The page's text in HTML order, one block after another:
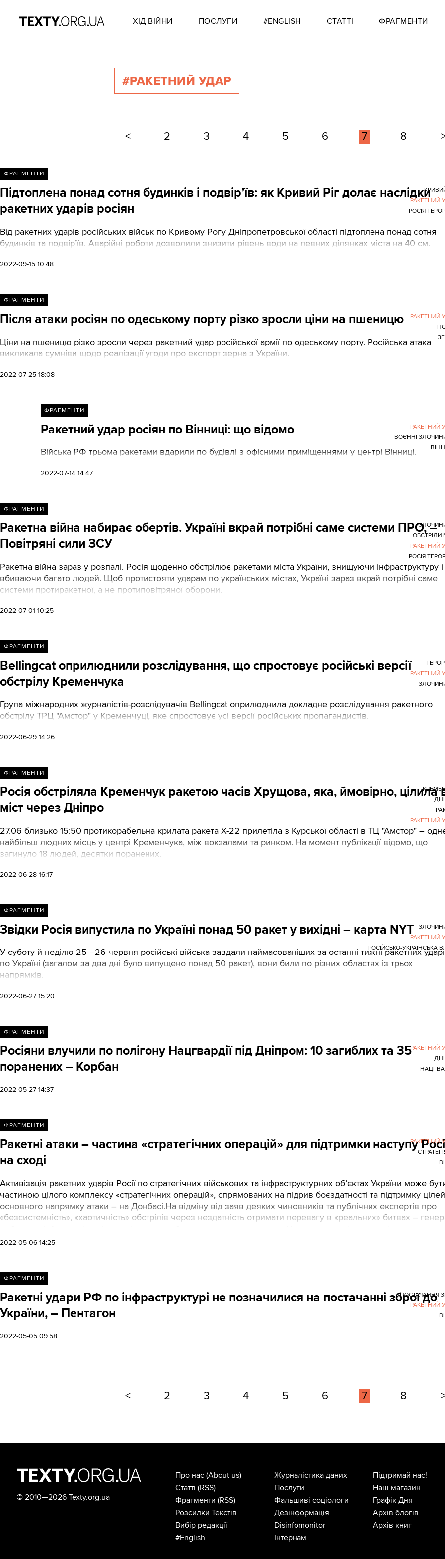
ХІД ВІЙНИ ПОСЛУГИ #ENGLISH СТАТТІ ФРАГМЕНТИ
#РАКЕТНИЙ УДАР
< 2 3 4 5 6 7 8
ФРАГМЕНТИ
Підтоплена понад сотня будинків і подвір’їв: як Кривий Ріг долає наслідки
ракетних ударів росіян
Від ракетних ударів російських військ по Кривому Рогу Дніпропетровської області підтоплена понад сотня
будинків та подвір’їв. Аварійні роботи дозволили знизити рівень води на певних ділянках міста на 40 см.
2022-09-15 10:48
РАКЕТНИЙ
РОСІЯ
ФРАГМЕНТИ
Після атаки росіян по одеському порту різко зросли ціни на пшеницю
Ціни на пшеницю різко зросли через ракетний удар російської армії по одеському порту. Російська атака
викликала сумніви щодо реалізації угоди про експорт зерна з України.
2022-07-25 18:08
РАКЕТНИЙ
ФРАГМЕНТИ
Ракетний удар росіян по Вінниці: що відомо
Війська РФ трьома ракетами вдарили по будівлі з офісними приміщеннями у центрі Вінниці.
2022-07-14 14:47
РАКЕТНИЙ
ВОЄННІ
ФРАГМЕНТИ
Ракетна війна набирає обертів. Україні вкрай потрібні саме системи ПРО, –
Повітряні сили ЗСУ
Ракетна війна зараз у розпалі. Росія щоденно обстрілює ракетами міста України, знищуючи інфраструктуру і
вбиваючи багато людей. Щоб протистояти ударам по українських містах, Україні зараз вкрай потрібні саме
системи протиракетної, а не протиповітряної оборони.
2022-07-01 10:25
ОБСТРІЛИ
РАКЕТНИЙ
РОСІЯ
ФРАГМЕНТИ
Bellingcat оприлюднили розслідування, що спростовує російські версії
обстрілу Кременчука
Група міжнародних журналістів-розслідувачів Bellingcat оприлюднила докладне розслідування ракетного
обстрілу ТРЦ "Амстор" у Кременчуці, яке спростовує усі версії російських пропагандистів.
2022-06-29 14:26
РАКЕТНИЙ
ФРАГМЕНТИ
Росія обстріляла Кременчук ракетою часів Хрущова, яка, ймовірно, цілила
міст через Дніпро
27.06 близько 15:50 протикорабельна крилата ракета Х-22 прилетіла з Курської області в ТЦ "Амстор" –
найбільш людних місць у центрі Кременчука, між вокзалами та ринком. На момент публікації відомо, що
загинуло 18 людей, десятки поранених.
2022-06-28 16:17
РАКЕТНИЙ
ФРАГМЕНТИ
Звідки Росія випустила по Україні понад 50 ракет у вихідні – карта NYT
У суботу й неділю 25 –26 червня російські війська завдали наймасованіших за останні тижні ракетних
по Україні (загалом за два дні було випущено понад 50 ракет), вони били по різних областях із трьох
напрямків.
2022-06-27 15:20
РАКЕТНИЙ
РОСІЙСЬКО-УКРАЇНСЬКА
ФРАГМЕНТИ
Росіяни влучили по полігону Нацгвардії під Дніпром: 10 загиблих та 35
поранених – Корбан
2022-05-27 14:37
РАКЕТНИЙ
ФРАГМЕНТИ
Ракетні атаки – частина «стратегічних операцій» для підтримки наступу
на сході
Активізація ракетних ударів Росії по стратегічних військових та інфраструктурних об’єктах України може
частиною цілого комплексу «стратегічних операцій», спрямованих на підрив боєздатності та підтримку цілей
основного напрямку атаки – на Донбасі.На відміну від заяв деяких чиновників та публічних експертів про
«безсистемність», «хаотичність» обстрілів через нездатність отримати перевагу в «реальних» битвах –
досліджень (CSIS) Мік Раян вважає, що причину ракетних ударів слід шукати у воєнній доктрині Росії, у
2022-05-06 14:25
РАКЕТНИЙ
ФРАГМЕНТИ
Ракетні удари РФ по інфраструктурі не позначилися на постачанні зброї до
України, – Пентагон
2022-05-05 09:58
ПОСТАЧАННЯ
РАКЕТНИЙ
< 2 3 4 5 6 7 8
© 2010—2026 Texty.org.ua
Про нас (About us)
Статті (RSS)
Фрагменти (RSS)
Розсилки Текстів
Вибір редакції
#English
Журналістика даних
Послуги
Фальшиві соціологи
Дезінформація
Disinfomonitor
Інтернам
Підтримай нас!
Наш магазин
Графік Дня
Архів блогів
Архів книг